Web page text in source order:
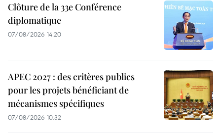
Clôture de la 33e Conférence
diplomatique
07/08/2026 14:20
APEC 2027 : des critères publics
pour les projets bénéficiant de
mécanismes spécifiques
07/08/2026 10:32